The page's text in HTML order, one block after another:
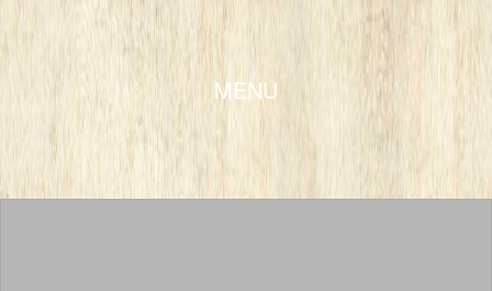
MENU
SKIP TO CONTENT